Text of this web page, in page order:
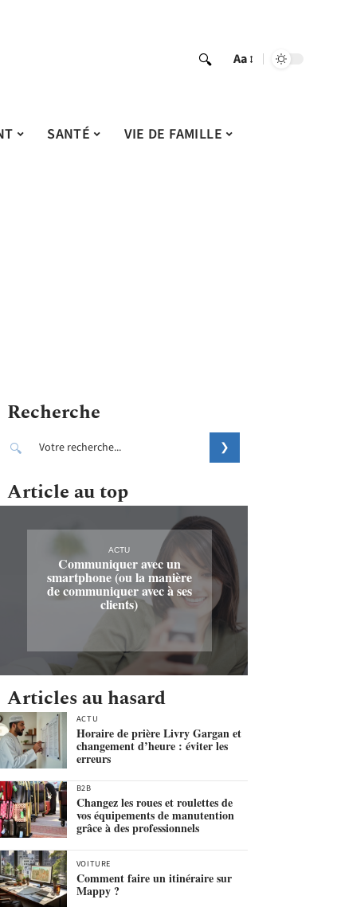
Aa
SANTÉ
VIE DE FAMILLE
Recherche
Article au top
ACTU
Communiquer avec un
smartphone (ou la manière
de communiquer avec à ses
clients)
Articles au hasard
ACTU
Horaire de prière Livry Gargan et
changement d’heure : éviter les
erreurs
B2B
Changez les roues et roulettes de
vos équipements de manutention
grâce à des professionnels
VOITURE
Comment faire un itinéraire sur
Mappy ?